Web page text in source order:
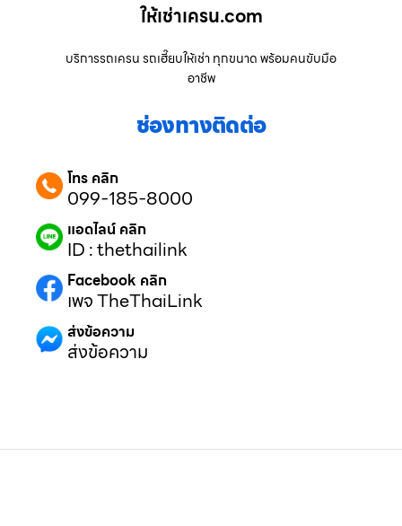
ให้เช่าเครน.com
บริการรถเครน รถเฮี๊ยบให้เช่า ทุกขนาด พร้อมคนขับมือ
อาชีพ
ช่องทางติดต่อ
โทร คลิก
099-185-8000
แอดไลน์ คลิก
ID : thethailink
Facebook คลิก
เพจ TheThaiLink
ส่งข้อความ
ส่งข้อความ